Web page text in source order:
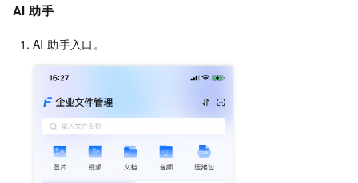
AI 助手
AI 助手入口。